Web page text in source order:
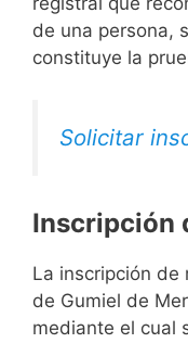
de una persona,
constituye la
Solicitar
Inscripción
La inscripción de
de Gumiel de
mediante el cual